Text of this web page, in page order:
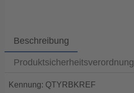
Beschreibung
Produktsicherheitsverordnung
Kennung: QTYRBKREF